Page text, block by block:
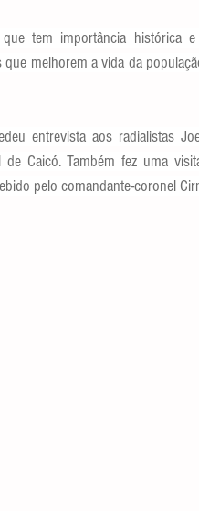
tem importância histórica e
melhorem a vida da
entrevista aos radialistas
Caicó. Também fez uma
pelo comandante-coronel